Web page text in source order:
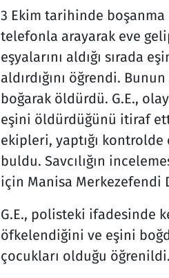
3 Ekim tarihinde boşanma
telefonla arayarak eve
eşyalarını aldığı sırada
aldırdığını öğrendi.
boğarak öldürdü. G.E.,
eşini öldürdüğünü itiraf
ekipleri, yaptığı
buldu. Savcılığın
için Manisa Merkezefendi
G.E., polisteki ifadesinde
öfkelendiğini ve eşini
çocukları olduğu öğrenildi.